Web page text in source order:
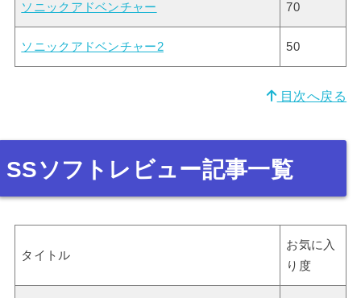
ソニックアドベンチャー 70
ソニックアドベンチャー2 50
目次へ戻る
SSソフトレビュー記事一覧
タイトル
お気に入
り度